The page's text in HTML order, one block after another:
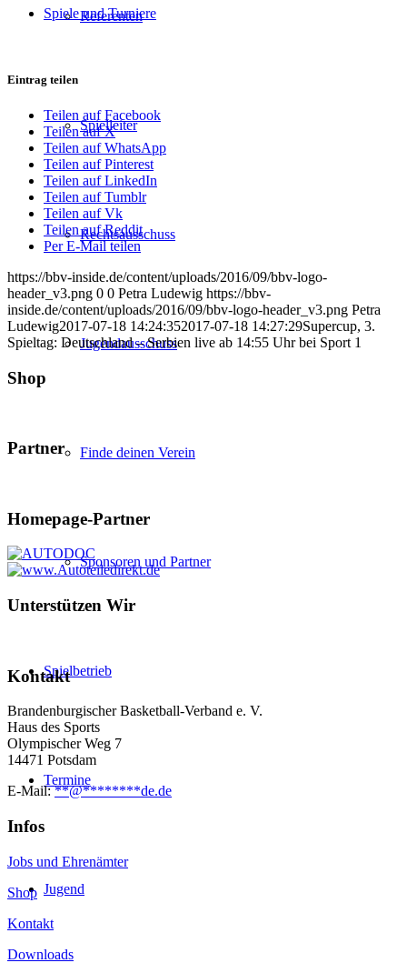
Referenten
Spielleiter
Rechtsausschuss
Jugendausschuss
Finde deinen Verein
Sponsoren und Partner
Spielbetrieb
Termine
Jugend
Spiele und Turniere
Eintrag teilen
Teilen auf Facebook
Teilen auf X
Teilen auf WhatsApp
Teilen auf Pinterest
Teilen auf LinkedIn
Teilen auf Tumblr
Teilen auf Vk
Teilen auf Reddit
Per E-Mail teilen
https://bbv-inside.de/content/uploads/2016/09/bbv-logo-
header_v3.png 0 0 Petra Ludewig https://bbv-
inside.de/content/uploads/2016/09/bbv-logo-header_v3.png Petra
Ludewig2017-07-18 14:24:352017-07-18 14:27:29Supercup, 3.
Spieltag: Deutschland – Serbien live ab 14:55 Uhr bei Sport 1
Shop
Partner
Homepage-Partner
Unterstützen Wir
Kontakt
Brandenburgischer Basketball-Verband e. V.
Haus des Sports
Olympischer Weg 7
14471 Potsdam
E-Mail:**@********de.de
Infos
Jobs und Ehrenämter
Shop
Kontakt
Downloads